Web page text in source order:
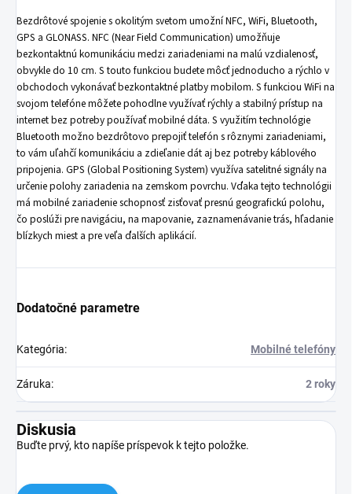
Bezdrôtové spojenie s okolitým svetom umožní NFC, WiFi, Bluetooth,
GPS a GLONASS. NFC (Near Field Communication) umožňuje
bezkontaktnú komunikáciu medzi zariadeniami na malú vzdialenosť,
obvykle do 10 cm. S touto funkciou budete môcť jednoducho a rýchlo v
obchodoch vykonávať bezkontaktné platby mobilom. S funkciou WiFi na
svojom telefóne môžete pohodlne využívať rýchly a stabilný prístup na
internet bez potreby používať mobilné dáta. S využitím technológie
Bluetooth možno bezdrôtovo prepojiť telefón s rôznymi zariadeniami,
to vám uľahčí komunikáciu a zdieľanie dát aj bez potreby káblového
pripojenia. GPS (Global Positioning System) využíva satelitné signály na
určenie polohy zariadenia na zemskom povrchu. Vďaka tejto technológii
má mobilné zariadenie schopnosť zisťovať presnú geografickú polohu,
čo poslúži pre navigáciu, na mapovanie, zaznamenávanie trás, hľadanie
blízkych miest a pre veľa ďalších aplikácií.
Dodatočné parametre
Kategória: Mobilné telefóny
Záruka: 2 roky
Diskusia
Buďte prvý, kto napíše príspevok k tejto položke.